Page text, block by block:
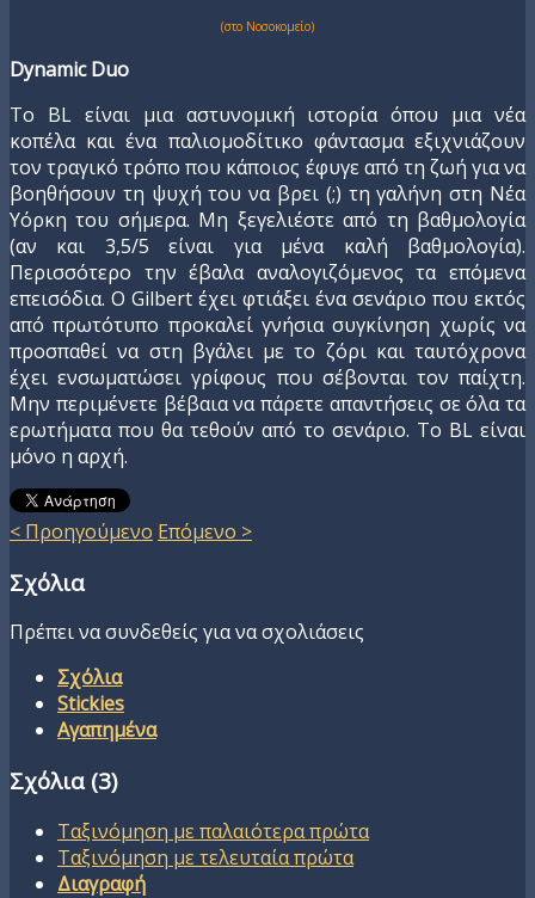
(στο Νοσοκομείο)
Dynamic Duo
Το BL είναι μια αστυνομική ιστορία όπου μια νέα
κοπέλα και ένα παλιομοδίτικο φάντασμα εξιχνιάζουν
τον τραγικό τρόπο που κάποιος έφυγε από τη ζωή για να
βοηθήσουν τη ψυχή του να βρει (;) τη γαλήνη στη Νέα
Υόρκη του σήμερα. Μη ξεγελιέστε από τη βαθμολογία
(αν και 3,5/5 είναι για μένα καλή βαθμολογία).
Περισσότερο την έβαλα αναλογιζόμενος τα επόμενα
επεισόδια. Ο Gilbert έχει φτιάξει ένα σενάριο που εκτός
από πρωτότυπο προκαλεί γνήσια συγκίνηση χωρίς να
προσπαθεί να στη βγάλει με το ζόρι και ταυτόχρονα
έχει ενσωματώσει γρίφους που σέβονται τον παίχτη.
Μην περιμένετε βέβαια να πάρετε απαντήσεις σε όλα τα
ερωτήματα που θα τεθούν από το σενάριο. Το BL είναι
μόνο η αρχή.
< Προηγούμενο Επόμενο >
Σχόλια
Πρέπει να συνδεθείς για να σχολιάσεις
Σχόλια
Stickies
Αγαπημένα
Σχόλια (3)
Ταξινόμηση με παλαιότερα πρώτα
Ταξινόμηση με τελευταία πρώτα
Διαγραφή